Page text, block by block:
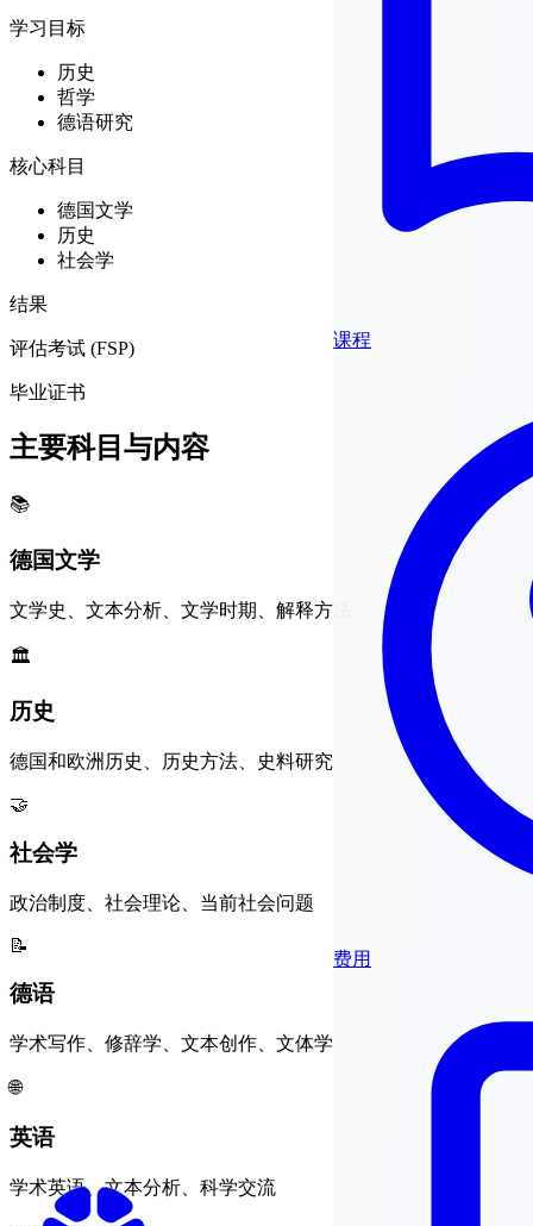
课程
费用
学习目标
历史
哲学
德语研究
核心科目
德国文学
历史
社会学
结果
评估考试 (FSP)
毕业证书
主要科目与内容
📚
德国文学
文学史、文本分析、文学时期、解释方法
🏛️
历史
德国和欧洲历史、历史方法、史料研究
🤝
社会学
政治制度、社会理论、当前社会问题
📝
德语
学术写作、修辞学、文本创作、文体学
🌐
英语
学术英语、文本分析、科学交流